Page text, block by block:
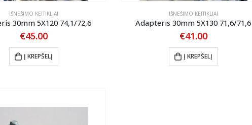
IŠNEŠIMO KEITIKLIAI
30mm 5X120 74,1/72,6
€45.00
Į KREPŠELĮ
IŠNEŠIMO KEITIKLIAI
Adapteris 30mm 5X130 71,6/71,6
€41.00
Į KREPŠELĮ